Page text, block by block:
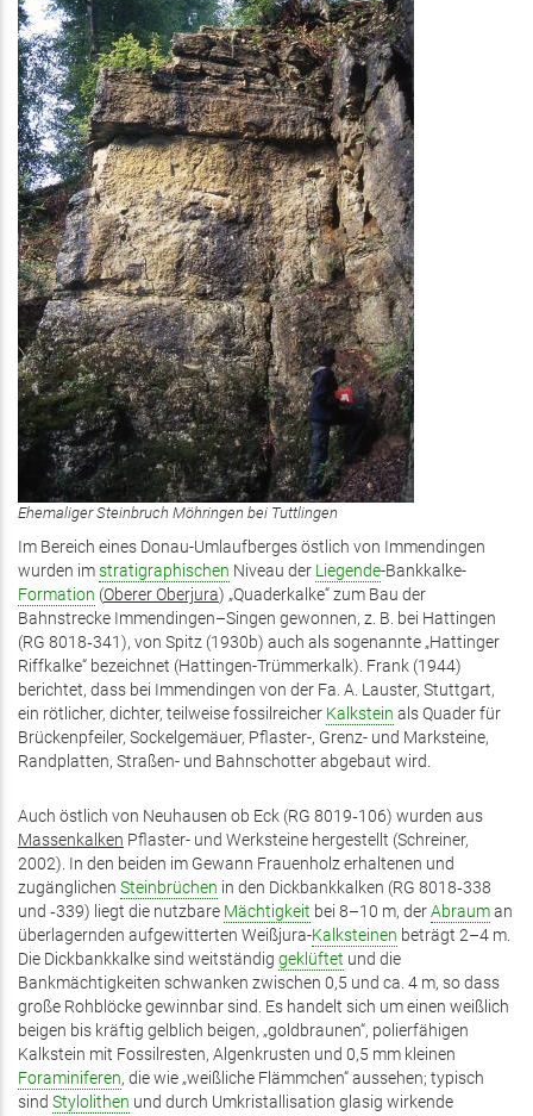
Ehemaliger Steinbruch Möhringen bei Tuttlingen
Im Bereich eines Donau-Umlaufberges östlich von Immendingen
wurden imstratigraphischen Niveau der Liegende-Bankkalke-
Formation (Oberer Oberjura) „Quaderkalke“ zum Bau der
Bahnstrecke Immendingen–Singen gewonnen, z. B. bei Hattingen
(RG 8018‑341), von Spitz (1930b) auch als sogenannte „Hattinger
Riffkalke“ bezeichnet (Hattingen-Trümmerkalk). Frank (1944)
berichtet, dass bei Immendingen von der Fa. A. Lauster, Stuttgart,
ein rötlicher, dichter, teilweise fossilreicher Kalkstein als Quader für
Brückenpfeiler, Sockelgemäuer, Pflaster-, Grenz- und Marksteine,
Randplatten, Straßen- und Bahnschotter abgebaut wird.
Auch östlich von Neuhausen ob Eck (RG 8019‑106) wurden aus
Massenkalken Pflaster- und Werksteine hergestellt (Schreiner,
2002). In den beiden im Gewann Frauenholz erhaltenen und
zugänglichen Steinbrüchen in den Dickbankkalken (RG 8018‑338
und ‑339) liegt die nutzbare Mächtigkeit bei 8–10 m, derAbrauman
überlagernden aufgewitterten Weißjura-Kalksteinen beträgt 2–4 m.
Die Dickbankkalke sind weitständig geklüftet und die
Bankmächtigkeiten schwanken zwischen 0,5 und ca. 4 m, so dass
große Rohblöcke gewinnbar sind. Es handelt sich um einen weißlich
beigen bis kräftig gelblich beigen, „goldbraunen“, polierfähigen
Kalkstein mit Fossilresten, Algenkrusten und 0,5 mm kleinen
Foraminiferen, die wie „weißliche Flämmchen“ aussehen; typisch
sind Stylolithen und durch Umkristallisation glasig wirkende